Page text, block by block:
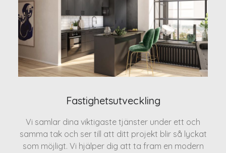
Fastighetsutveckling
Vi samlar dina viktigaste tjänster under ett och
samma tak och ser till att ditt projekt blir så lyckat
som möjligt. Vi hjälper dig att ta fram en modern